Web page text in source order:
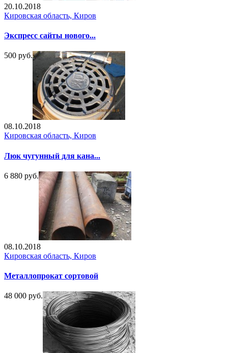
20.10.2018
Кировская область, Киров
Экспресс сайты нового...
500 руб.
08.10.2018
Кировская область, Киров
Люк чугунный для кана...
6 880 руб.
08.10.2018
Кировская область, Киров
Металлопрокат сортовой
48 000 руб.